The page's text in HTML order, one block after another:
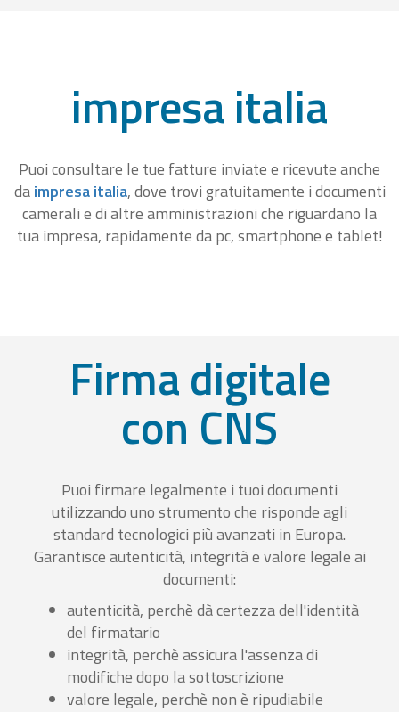
impresa italia
Puoi consultare le tue fatture inviate e ricevute anche
daimpresa italia, dove trovi gratuitamente i documenti
camerali e di altre amministrazioni che riguardano la
tua impresa, rapidamente da pc, smartphone e tablet!
Firma digitale
con CNS
Puoi firmare legalmente i tuoi documenti
utilizzando uno strumento che risponde agli
standard tecnologici più avanzati in Europa.
Garantisce autenticità, integrità e valore legale ai
documenti:
autenticità, perchè dà certezza dell'identità
del firmatario
integrità, perchè assicura l'assenza di
modifiche dopo la sottoscrizione
valore legale, perchè non è ripudiabile